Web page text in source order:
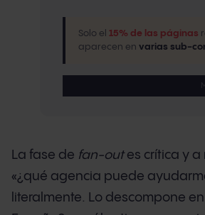
Solo el 15% de las páginas
aparecen en varias sub-
La fase de fan-outes crítica y a
«¿qué agencia puede
literalmente. Lo descompone